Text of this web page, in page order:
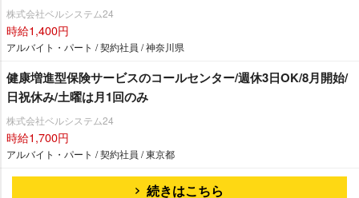
株式会社ベルシステム24
時給1,400円
アルバイト・パート / 契約社員 / 神奈川県
健康増進型保険サービスのコールセンター/週休3日OK/8月開始/
日祝休み/土曜は月1回のみ
株式会社ベルシステム24
時給1,700円
アルバイト・パート / 契約社員 / 東京都
続きはこちら